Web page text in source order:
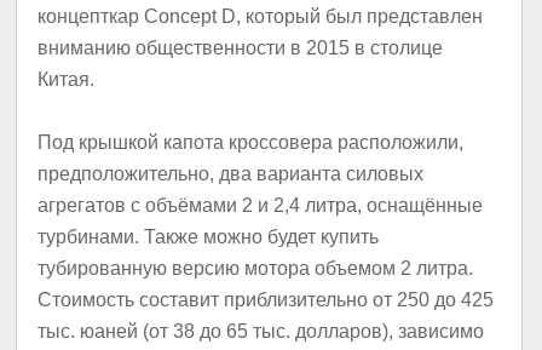
концепткар Concept D, который был представлен
вниманию общественности в 2015 в столице
Китая.
Под крышкой капота кроссовера расположили,
предположительно, два варианта силовых
агрегатов с объёмами 2 и 2,4 литра, оснащённые
турбинами. Также можно будет купить
тубированную версию мотора объемом 2 литра.
Стоимость составит приблизительно от 250 до 425
тыс. юаней (от 38 до 65 тыс. долларов), зависимо